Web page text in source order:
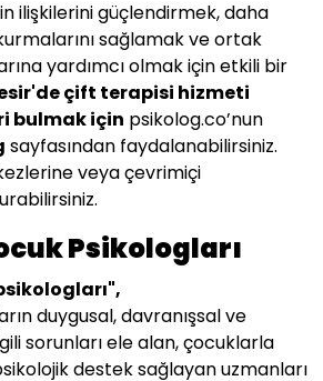
ilişkilerini güçlendirmek, daha
sağlamak ve ortak
yardımcı olmak için etkili bir
'de çift terapisi hizmeti
bulmak için psikolog.co’nun
sayfasından faydalanabilirsiniz.
veya çevrimiçi
Psikologları
duygusal, davranışsal ve
sorunları ele alan, çocuklarla
destek sağlayan uzmanları